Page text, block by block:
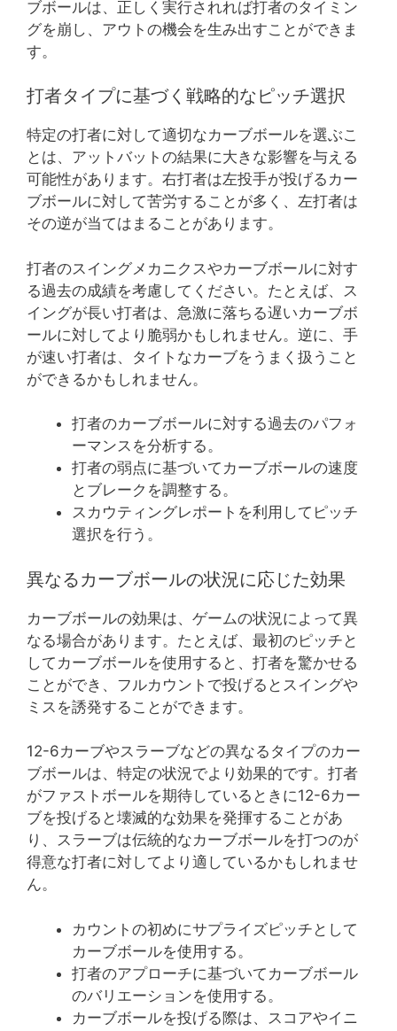
ブボールは、正しく実行されれば打者のタイミン
グを崩し、アウトの機会を生み出すことができま
す。
打者タイプに基づく戦略的なピッチ選択
特定の打者に対して適切なカーブボールを選ぶこ
とは、アットバットの結果に大きな影響を与える
可能性があります。右打者は左投手が投げるカー
ブボールに対して苦労することが多く、左打者は
その逆が当てはまることがあります。
打者のスイングメカニクスやカーブボールに対す
る過去の成績を考慮してください。たとえば、ス
イングが長い打者は、急激に落ちる遅いカーブボ
ールに対してより脆弱かもしれません。逆に、手
が速い打者は、タイトなカーブをうまく扱うこと
ができるかもしれません。
打者のカーブボールに対する過去のパフォ
ーマンスを分析する。
打者の弱点に基づいてカーブボールの速度
とブレークを調整する。
スカウティングレポートを利用してピッチ
選択を行う。
異なるカーブボールの状況に応じた効果
カーブボールの効果は、ゲームの状況によって異
なる場合があります。たとえば、最初のピッチと
してカーブボールを使用すると、打者を驚かせる
ことができ、フルカウントで投げるとスイングや
ミスを誘発することができます。
12-6カーブやスラーブなどの異なるタイプのカー
ブボールは、特定の状況でより効果的です。打者
がファストボールを期待しているときに12-6カー
ブを投げると壊滅的な効果を発揮することがあ
り、スラーブは伝統的なカーブボールを打つのが
得意な打者に対してより適しているかもしれませ
ん。
カウントの初めにサプライズピッチとして
カーブボールを使用する。
打者のアプローチに基づいてカーブボール
のバリエーションを使用する。
カーブボールを投げる際は、スコアやイニ